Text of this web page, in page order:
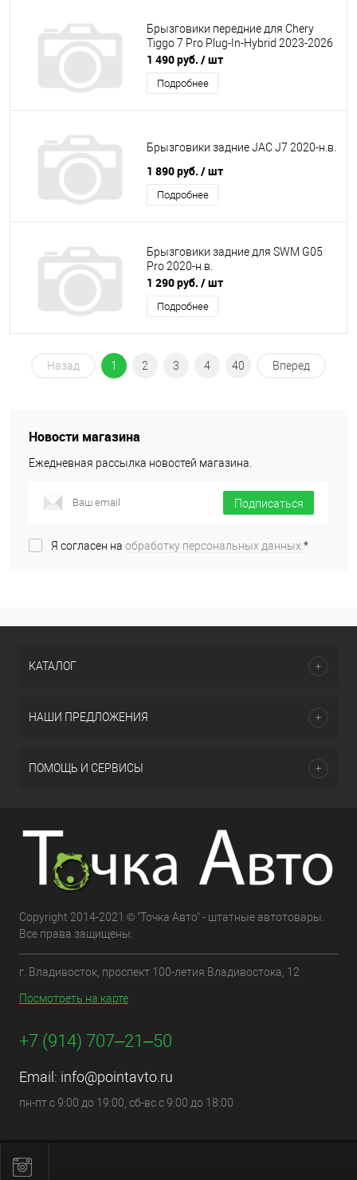
Брызговики передние для Chery
Tiggo 7 Pro Plug-In-Hybrid 2023-2026
1 490 руб. / шт
Подробнее
Брызговики задние JAC J7 2020-н.в.
1 890 руб. / шт
Подробнее
Брызговики задние для SWM G05
Pro 2020-н.в.
1 290 руб. / шт
Подробнее
Назад 1 2 3 4 40 Вперед
Новости магазина
Ежедневная рассылка новостей магазина.
Подписаться
Я согласен на обработку персональных данных.*
КАТАЛОГ
НАШИ ПРЕДЛОЖЕНИЯ
ПОМОЩЬ И СЕРВИСЫ
Copyright 2014-2021 © "Точка Авто" - штатные автотовары.
Все права защищены.
г. Владивосток, проспект 100-летия Владивостока, 12
Посмотреть на карте
+7 (914) 707‒21‒50
Email: info@pointavto.ru
пн-пт с 9:00 до 19:00, сб-вс с 9:00 до 18:00